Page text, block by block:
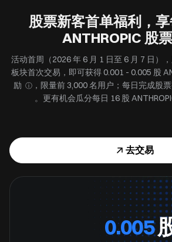
股票新客首单福利，
ANTHROPIC 股
活动首周（2026 年 6 月 1 日至 6 月 7 日）
板块首次交易，即可获得 0.001 - 0.005 股
励 ⓘ，限量前 ⁦3,000⁩ 名用户；每日完成股票
更有机会瓜分每日 ⁦16⁩ 股
去交易